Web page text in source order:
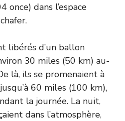
once) dans l’espace
libérés d’un ballon
30 miles (50 km) au-
là, ils se promenaient à
60 miles (100 km),
la journée. La nuit,
dans l’atmosphère,